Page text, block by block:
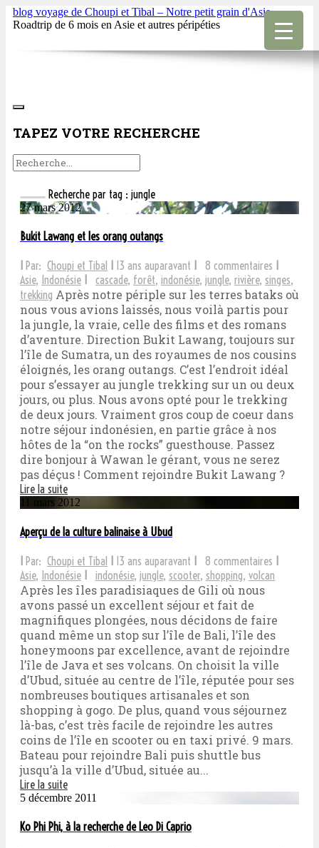
blog voyage de Choupi et Tibal – Notre petit grain d'Asie
Roadtrip de 6 mois en Asie et autres péripéties
TAPEZ VOTRE RECHERCHE
Recherche par tag : jungle
27 mars 2012
Bukit Lawang et les orang outangs
Par: Choupi et Tibal 13 ans auparavant 8 commentaires
Asie, Indonésie cascade, forêt, indonésie, jungle, rivière, singes,
trekking Après notre périple sur les terres bataks où
nous vous avions laissés, nous voilà partis pour
la jungle, la vraie, celle des films et des romans
d’aventure. Direction Bukit Lawang, toujours sur
l’île de Sumatra, un des royaumes de nos cousins
éloignés, les orang outangs. C’est l’endroit idéal
pour s’essayer au jungle trekking sur un ou deux
jours, ou plus. Nous avons opté pour le trekking
de deux jours. Vraiment gros coup de coeur dans
notre séjour indonésien, en partie grâce à nos
hôtes de la “on the rocks” guesthouse. Passez
dire bonjour à Wawan le gérant, vous ne serez
pas déçus ! Comment rejoindre Bukit Lawang ?
Lire la suite
11 mars 2012
Aperçu de la culture balinaise à Ubud
I Par: Choupi et Tibal I 13 ans auparavant I 8 commentaires I
Asie, Indonésie I indonésie, jungle, scooter, shopping, volcan
Après les îles paradisiaques de Gili où nous
avons passé un excellent séjour et fait de
magnifiques plongées, nous décidons de faire
quand même un stop sur l’île de Bali, l’île des
honeymoons par excellence, avant de rejoindre
l’île de Java et ses volcans. On choisit la ville
d’Ubud, située au centre de l’île, réputée pour ses
nombreuses boutiques artisanales et son
shopping à gogo. De plus, quand vous séjournez
là-bas, c’est très facile de rejoindre les autres
coins de l’île en scooter ou en taxi privé. 9 mars.
Bateau pour rejoindre Bali puis shuttle bus
jusqu’à la ville d’Ubud, située au...
Lire la suite
5 décembre 2011
Ko Phi Phi, à la recherche de Leo Di Caprio